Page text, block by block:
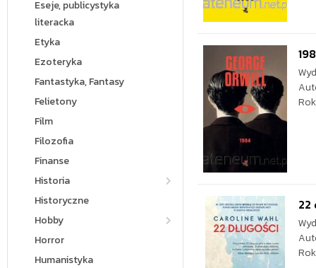
Eseje, publicystyka
literacka
Etyka
Ezoteryka
Fantastyka, Fantasy
Felietony
Film
Filozofia
Finanse
Historia
Historyczne
Hobby
Horror
Humanistyka
22